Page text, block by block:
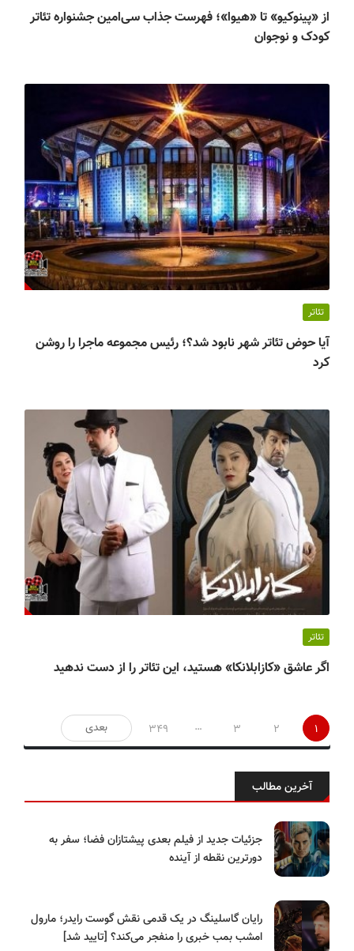
از «پینوکیو» تا «هیوا»؛ فهرست جذاب سی‌امین جشنواره تئاتر
کودک و نوجوان
تئاتر
آیا حوض تئاتر شهر نابود شد؟؛ رئیس مجموعه ماجرا را روشن
کرد
تئاتر
اگر عاشق «کازابلانکا» هستید، این تئاتر را از دست ندهید
صفحه‌بندی
نوشته‌ها
1
2
3
…
349 بعدی
آخرین مطالب
جزئیات جدید از فیلم بعدی پیشتازان فضا؛ سفر به
دورترین نقطه از آینده
رایان گاسلینگ در یک قدمی نقش گوست رایدر؛ مارول
امشب بمب خبری را منفجر می‌کند؟ [تایید شد]